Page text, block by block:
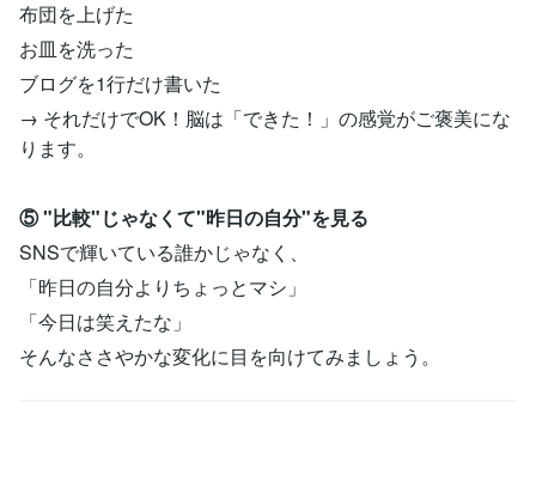
布団を上げた
お皿を洗った
ブログを1行だけ書いた
→ それだけでOK！脳は「できた！」の感覚がご褒美にな
ります。
⑤ "比較"じゃなくて"昨日の自分"を見る
SNSで輝いている誰かじゃなく、
「昨日の自分よりちょっとマシ」
「今日は笑えたな」
そんなささやかな変化に目を向けてみましょう。